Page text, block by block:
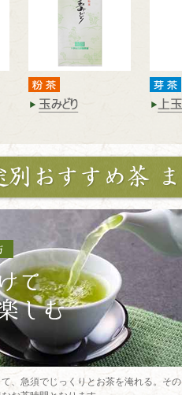
、急須でじっくりとお茶を淹れる。その